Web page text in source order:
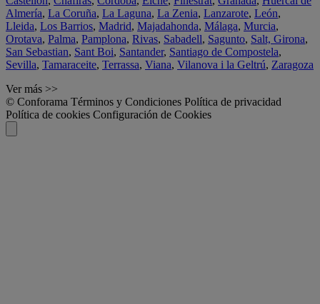
Almería, La Coruña, La Laguna, La Zenia, Lanzarote, León,
Lleida, Los Barrios, Madrid, Majadahonda, Málaga, Murcia,
Orotava, Palma, Pamplona, Rivas, Sabadell, Sagunto, Salt, Girona,
San Sebastian, Sant Boi, Santander, Santiago de Compostela,
Sevilla, Tamaraceite, Terrassa, Viana, Vilanova i la Geltrú, Zaragoza
Ver más >>
© Conforama Términos y Condiciones Política de privacidad
Política de cookies Configuración de Cookies